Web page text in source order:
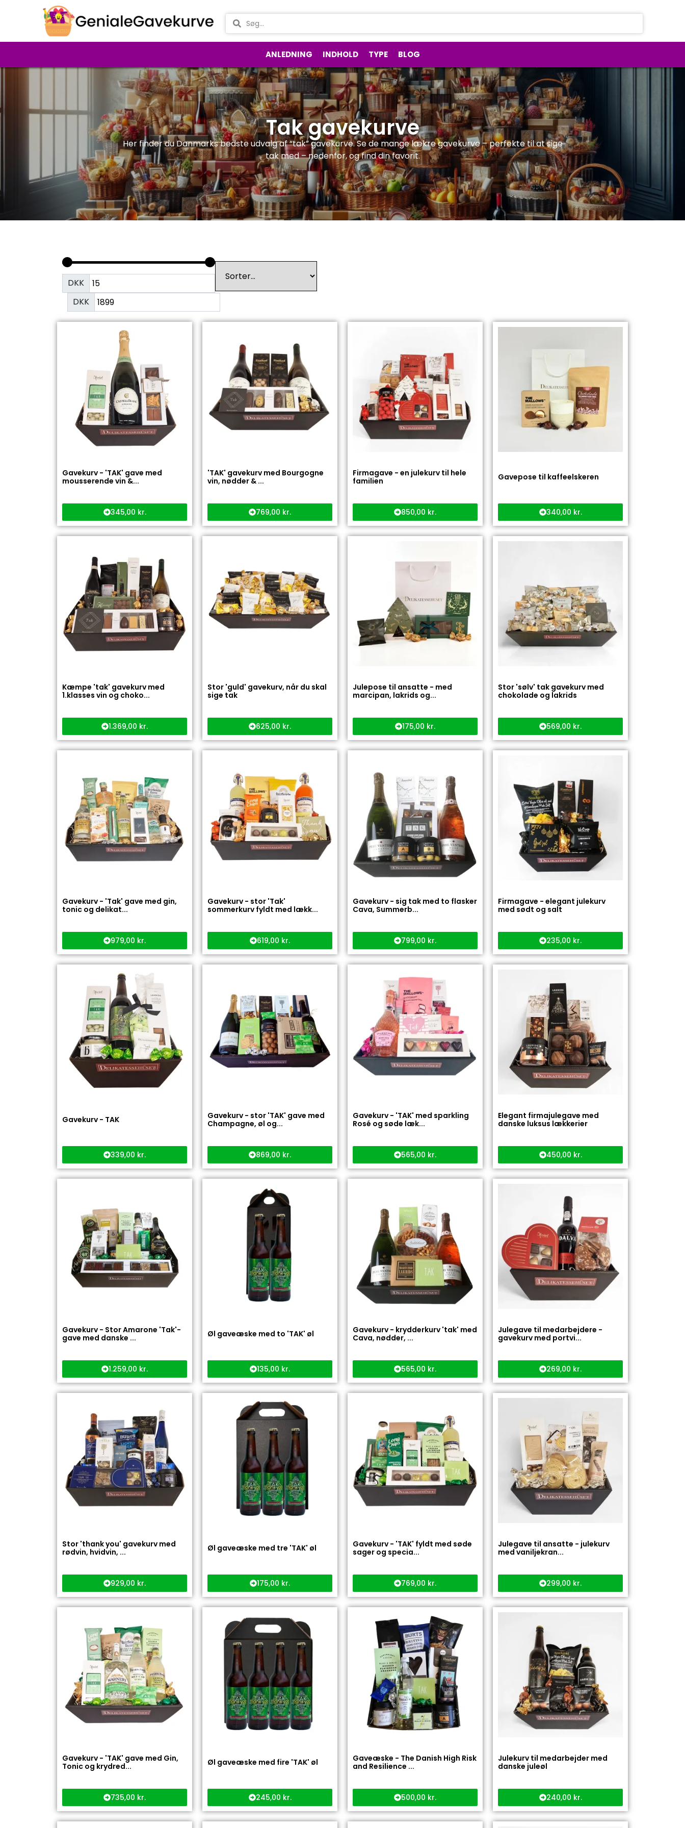
ANLEDNING INDHOLD TYPE BLOG
Tak gavekurve
Her finder du Danmarks bedste udvalg af “tak” gavekurve. Se de mange lækre gavekurve – perfekte til at sige
tak med – nedenfor, og find din favorit.
DKK
DKK
Gavekurv - 'TAK' gave med
mousserende vin &...
345,00 kr.
'TAK' gavekurv med Bourgogne
vin, nødder & ...
769,00 kr.
Firmagave - en julekurv til hele
familien
850,00 kr.
Gavepose til kaffeelskeren
340,00 kr.
Kæmpe 'tak' gavekurv med
1.klasses vin og choko...
1.369,00 kr.
Stor 'guld' gavekurv, når du skal
sige tak
625,00 kr.
Julepose til ansatte - med
marcipan, lakrids og...
175,00 kr.
Stor 'sølv' tak gavekurv med
chokolade og lakrids
569,00 kr.
Gavekurv - 'Tak' gave med gin,
tonic og delikat...
979,00 kr.
Gavekurv - stor 'Tak'
sommerkurv fyldt med lækk...
619,00 kr.
Gavekurv - sig tak med to flasker
Cava, Summerb...
799,00 kr.
Firmagave - elegant julekurv
med sødt og salt
235,00 kr.
Gavekurv - TAK
339,00 kr.
Gavekurv - stor 'TAK' gave med
Champagne, øl og...
869,00 kr.
Gavekurv - 'TAK' med sparkling
Rosé og søde læk...
565,00 kr.
Elegant firmajulegave med
danske luksus lækkerier
450,00 kr.
Gavekurv - Stor Amarone 'Tak'-
gave med danske ...
1.259,00 kr.
Øl gaveæske med to 'TAK' øl
135,00 kr.
Gavekurv - krydderkurv 'tak' med
Cava, nødder, ...
565,00 kr.
Julegave til medarbejdere -
gavekurv med portvi...
269,00 kr.
Stor 'thank you' gavekurv med
rødvin, hvidvin, ...
929,00 kr.
Øl gaveæske med tre 'TAK' øl
175,00 kr.
Gavekurv - 'TAK' fyldt med søde
sager og specia...
769,00 kr.
Julegave til ansatte - julekurv
med vaniljekran...
299,00 kr.
Gavekurv - 'TAK' gave med Gin,
Tonic og krydred...
735,00 kr.
Øl gaveæske med fire 'TAK' øl
245,00 kr.
Gaveæske - The Danish High Risk
and Resilience ...
500,00 kr.
Julekurv til medarbejder med
danske juleøl
240,00 kr.